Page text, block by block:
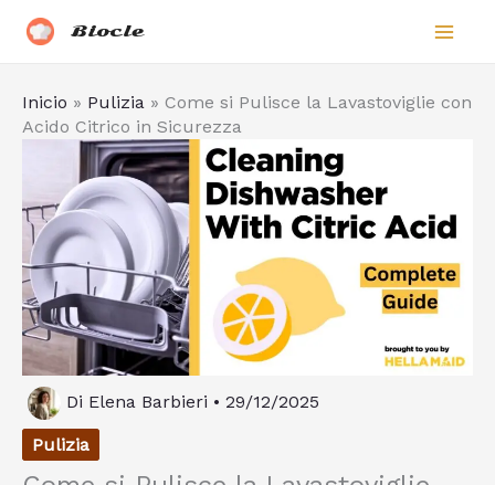
Biocle
Inicio » Pulizia » Come si Pulisce la Lavastoviglie con
Acido Citrico in Sicurezza
Di Elena Barbieri • 29/12/2025
Pulizia